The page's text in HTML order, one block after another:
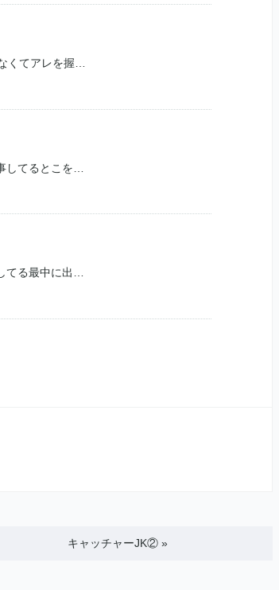
くてアレを握…
してるとこを…
てる最中に出…
キャッチャーJK② »